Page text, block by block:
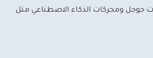
جوجل ومحركات الذكاء الاصطناعي مثل